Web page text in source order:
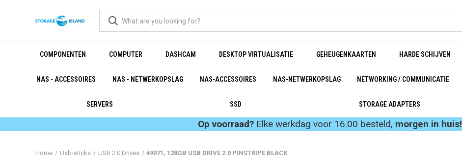
COMPONENTEN COMPUTER DASHCAM DESKTOP VIRTUALISATIE GEHEUGENKAARTEN HARDE SCHIJVEN
NAS - ACCESSOIRES NAS - NETWERKOPSLAG NAS-ACCESSOIRES NAS-NETWERKOPSLAG NETWORKING / COMMUNICATIE
SERVERS SSD STORAGE ADAPTERS
Op voorraad? Elke werkdag voor 16.00 besteld, morgen in huis!
Home Usb-sticks USB 2.0 Drives 49071, 128GB USB DRIVE 2.0 PINSTRIPE BLACK